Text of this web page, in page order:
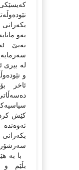
بەو
نەبێ
لە بیری
و
ئاخر
كێش
با بە
بڵێم و